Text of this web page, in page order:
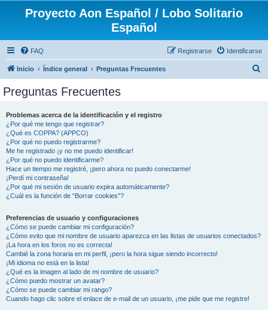
Proyecto Aon Español / Lobo Solitario
Español
FAQ Identificarse
Registrarse
Inicio Índice general Preguntas Frecuentes
Preguntas Frecuentes
Problemas acerca de la identificación y el registro
¿Por qué me tengo que registrar?
¿Qué es COPPA? (APPCO)
¿Por qué no puedo registrarme?
Me he registrado ¡y no me puedo identificar!
¿Por qué no puedo identificarme?
Hace un tiempo me registré, ¡pero ahora no puedo conectarme!
¡Perdí mi contraseña!
¿Por qué mi sesión de usuario expira automáticamente?
¿Cuál es la función de “Borrar cookies”?
Preferencias de usuario y configuraciones
¿Cómo se puede cambiar mi configuración?
¿Cómo evito que mi nombre de usuario aparezca en las listas de usuarios conectados?
¡La hora en los foros no es correcta!
Cambié la zona horaria en mi perfil, ¡pero la hora sigue siendo incorrecto!
¡Mi idioma no está en la lista!
¿Qué es la imagen al lado de mi nombre de usuario?
¿Cómo puedo mostrar un avatar?
¿Cómo se puede cambiar mi rango?
Cuando hago clic sobre el enlace de e-mail de un usuario, ¡me pide que me registre!